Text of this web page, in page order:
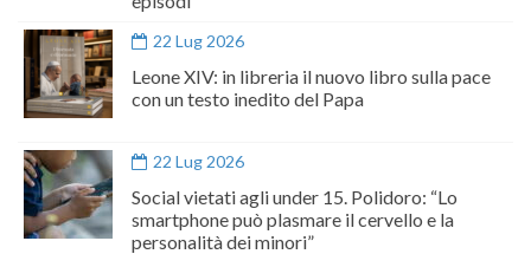
22 Lug 2026
Leone XIV: in libreria il nuovo libro sulla pace
con un testo inedito del Papa
22 Lug 2026
Social vietati agli under 15. Polidoro: “Lo
smartphone può plasmare il cervello e la
personalità dei minori”